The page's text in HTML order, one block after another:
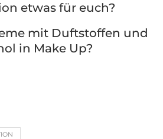
etwas für euch?
mit Duftstoffen und
in Make Up?